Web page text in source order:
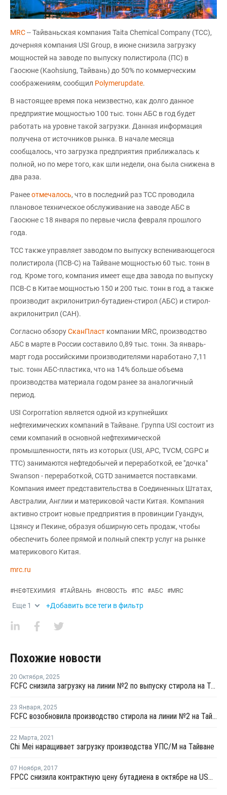
MRC-- Тайваньская компания Taita Chemical Company (TCC),
дочерняя компания USI Group, в июне снизила загрузку
мощностей на заводе по выпуску полистирола (ПС) в
Гаосюне (Kaohsiung, Тайвань) до 50% по коммерческим
соображениям, сообщил Polymerupdate.
В настоящее время пока неизвестно, как долго данное
предприятие мощностью 100 тыс. тонн АБС в год будет
работать на уровне такой загрузки. Данная информация
получена от источников рынка. В начале месяца
сообщалось, что загрузка предприятия приближалась к
полной, но по мере того, как шли недели, она была снижена в
два раза.
Ранееотмечалось, что в последний раз TCC проводила
плановое техническое обслуживание на заводе АБС в
Гаосюне с 18 января по первые числа февраля прошлого
года.
TCC также управляет заводом по выпуску вспенивающегося
полистирола (ПСВ-С) на Тайване мощностью 60 тыс. тонн в
год. Кроме того, компания имеет еще два завода по выпуску
ПСВ-С в Китае мощностью 150 и 200 тыс. тонн в год, а также
производит акрилонитрил-бутадиен-стирол (АБС) и стирол-
акрилонитрил (САН).
Согласно обзоруСканПласт компании MRC, производство
АБС в марте в России составило 0,89 тыс. тонн. За январь-
март года российскими производителями наработано 7,11
тыс. тонн АБС-пластика, что на 14% больше объема
производства материала годом ранее за аналогичный
период.
USI Corporration является одной из крупнейших
нефтехимических компаний в Тайване. Группа USI состоит из
семи компаний в основной нефтехимической
промышленности, пять из которых (USI, APC, TVCM, CGPC и
TTC) занимаются нефтедобычей и переработкой, ее "дочка"
Swanson - переработкой, CGTD занимается поставками.
Компания имеет представительства в Соединенных Штатах,
Австралии, Англии и материковой части Китая. Компания
активно строит новые предприятия в провинции Гуандун,
Цзянсу и Пекине, образуя обширную сеть продаж, чтобы
обеспечить более прямой и полный спектр услуг на рынке
материкового Китая.
mrc.ru
#НЕФТЕХИМИЯ #ТАЙВАНЬ #НОВОСТЬ #ПС #АБС #MRC
Еще 1 +Добавить все теги в фильтр
Похожие новости
20 Октября, 2025
FCFC снизила загрузку на линии №2 по выпуску стирола на Тайване
23 Января, 2025
FCFC возобновила производство стирола на линии №2 на Тайване
22 Марта, 2021
Chi Mei наращивает загрузку производства УПС/М на Тайване
07 Ноября, 2017
FPCC снизила контрактную цену бутадиена в октябре на USD160 за тонну